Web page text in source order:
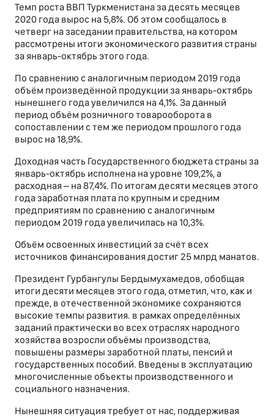
Темп роста ВВП Туркменистана за десять месяцев
2020 года вырос на 5,8%. Об этом сообщалось в
четверг на заседании правительства, на котором
рассмотрены итоги экономического развития страны
за январь-октябрь этого года.
По сравнению с аналогичным периодом 2019 года
объём произведённой продукции за январь-октябрь
нынешнего года увеличился на 4,1%. За данный
период объём розничного товарооборота в
сопоставлении с тем же периодом прошлого года
вырос на 18,9%.
Доходная часть Государственного бюджета страны за
январь-октябрь исполнена на уровне 109,2%, а
расходная – на 87,4%. По итогам десяти месяцев этого
года заработная плата по крупным и средним
предприятиям по сравнению с аналогичным
периодом 2019 года увеличилась на 10,3%.
Объём освоенных инвестиций за счёт всех
источников финансирования достиг 25 млрд манатов.
Президент Гурбангулы Бердымухамедов, обобщая
итоги десяти месяцев этого года, отметил, что, как и
прежде, в отечественной экономике сохраняются
высокие темпы развития. в рамках определённых
заданий практически во всех отраслях народного
хозяйства возросли объёмы производства,
повышены размеры заработной платы, пенсий и
государственных пособий. Введены в эксплуатацию
многочисленные объекты производственного и
социального назначения.
Нынешняя ситуация требует от нас, поддерживая